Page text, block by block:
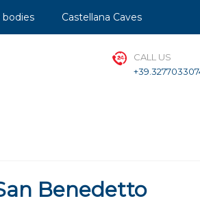
bodies Castellana Caves
CALL US
Benedetto